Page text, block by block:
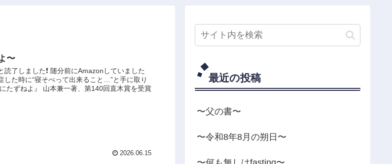
〜
した❗️ 随分前にAmazonしていました
した時に“寝そべって出来ること…”と手に取り
たずねよ』 山本兼一著、第140回直木賞を受賞
2026.06.15
最近の投稿
〜父の書〜
〜令和8年8月の朔日〜